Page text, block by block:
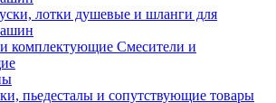
лотки душевые и шланги для
Смесители и